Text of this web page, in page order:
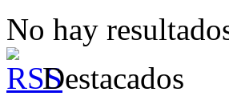
No hay
Destacados